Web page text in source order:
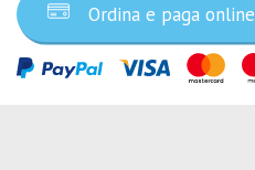
Ordina e paga online